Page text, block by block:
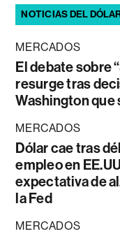
NOTICIAS DEL
MERCADOS
El debate sobre
resurge tras
Washington que
MERCADOS
Dólar cae tras
empleo en
expectativa de
la Fed
MERCADOS